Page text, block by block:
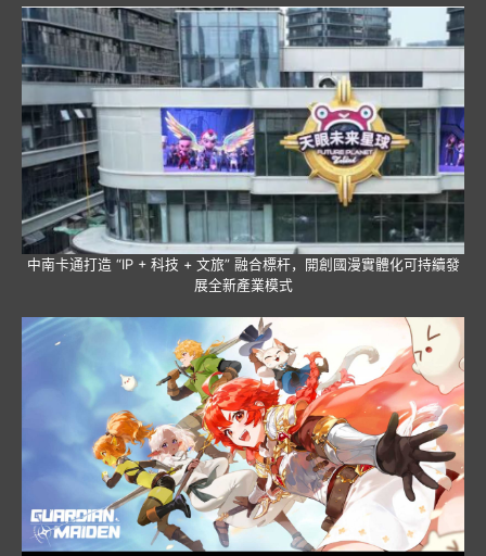
中南卡通打造 “IP + 科技 + 文旅” 融合標杆，開創國漫實體化可持續發
展全新產業模式